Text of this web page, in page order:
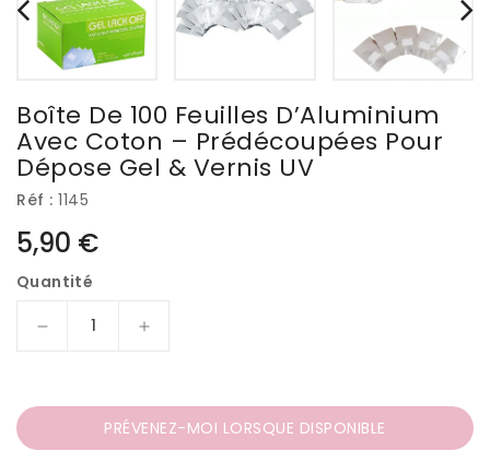
Boîte De 100 Feuilles D’Aluminium
Avec Coton – Prédécoupées Pour
Dépose Gel & Vernis UV
Réf : 1145
Prix
habituel
5,90 €
Quantité
Réduire
de
de
Augmenter
de
Boîte
de
PRÉVENEZ-MOI LORSQUE DISPONIBLE